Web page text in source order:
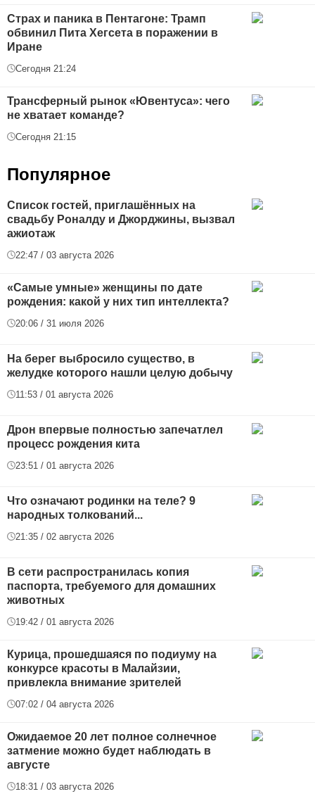
Страх и паника в Пентагоне: Трамп
обвинил Пита Хегсета в поражении в
Иране
Сегодня 21:24
Трансферный рынок «Ювентуса»: чего
не хватает команде?
Сегодня 21:15
Популярное
Список гостей, приглашённых на
свадьбу Роналду и Джорджины, вызвал
ажиотаж
22:47 / 03 августа 2026
«Самые умные» женщины по дате
рождения: какой у них тип интеллекта?
20:06 / 31 июля 2026
На берег выбросило существо, в
желудке которого нашли целую добычу
11:53 / 01 августа 2026
Дрон впервые полностью запечатлел
процесс рождения кита
23:51 / 01 августа 2026
Что означают родинки на теле? 9
народных толкований...
21:35 / 02 августа 2026
В сети распространилась копия
паспорта, требуемого для домашних
животных
19:42 / 01 августа 2026
Курица, прошедшаяся по подиуму на
конкурсе красоты в Малайзии,
привлекла внимание зрителей
07:02 / 04 августа 2026
Ожидаемое 20 лет полное солнечное
затмение можно будет наблюдать в
августе
18:31 / 03 августа 2026